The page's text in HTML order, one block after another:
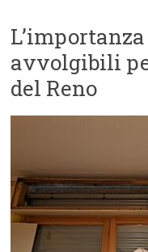
avvolgibili
del Reno